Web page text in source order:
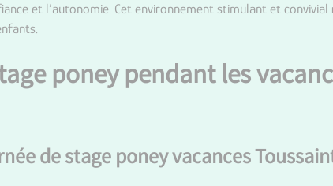
et l’autonomie. Cet environnement stimulant et
poney pendant les
de stage poney vacances